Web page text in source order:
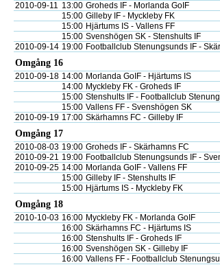
2010-09-11 13:00 Groheds IF - Morlanda GoIF
15:00 Gilleby IF - Myckleby FK
15:00 Hjärtums IS - Vallens FF
15:00 Svenshögen SK - Stenshults IF
2010-09-14 19:00 Footballclub Stenungsunds IF -
Omgång 16
2010-09-18 14:00 Morlanda GoIF - Hjärtums IS
14:00 Myckleby FK - Groheds IF
15:00 Stenshults IF - Footballclub
15:00 Vallens FF - Svenshögen SK
2010-09-19 17:00 Skärhamns FC - Gilleby IF
Omgång 17
2010-08-03 19:00 Groheds IF - Skärhamns FC
2010-09-21 19:00 Footballclub Stenungsunds IF -
2010-09-25 14:00 Morlanda GoIF - Vallens FF
15:00 Gilleby IF - Stenshults IF
15:00 Hjärtums IS - Myckleby FK
Omgång 18
2010-10-03 16:00 Myckleby FK - Morlanda GoIF
16:00 Skärhamns FC - Hjärtums IS
16:00 Stenshults IF - Groheds IF
16:00 Svenshögen SK - Gilleby IF
16:00 Vallens FF - Footballclub